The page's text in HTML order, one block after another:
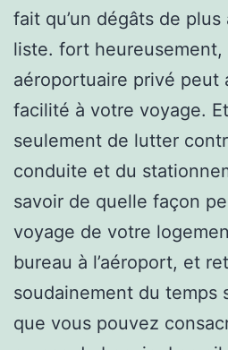
fait qu’un dégâts de
liste. fort
aéroportuaire privé peut
facilité à votre voyage.
seulement de lutter
conduite et du
savoir de quelle façon
voyage de votre
bureau à l’aéroport, et
soudainement du temps
que vous pouvez